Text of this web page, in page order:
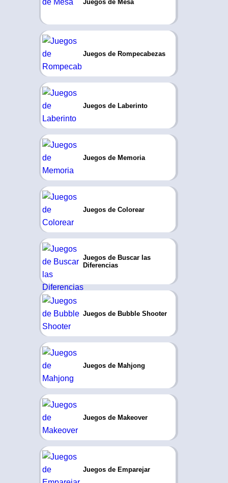
Juegos de Mesa
Juegos de Rompecabezas
Juegos de Laberinto
Juegos de Memoria
Juegos de Colorear
Juegos de Buscar las
Diferencias
Juegos de Bubble Shooter
Juegos de Mahjong
Juegos de Makeover
Juegos de Emparejar